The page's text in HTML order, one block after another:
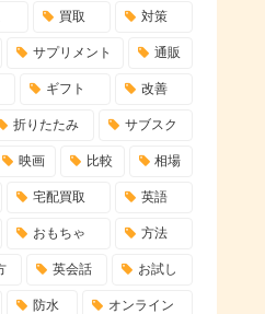
買取 対策
サプリメント 通販
ギフト 改善
折りたたみ サブスク
映画 比較 相場
宅配買取 英語
おもちゃ 方法
英会話 お試し
防水 オンライン